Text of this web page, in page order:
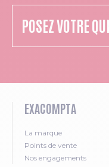
POSEZ VOTRE
EXACOMPTA
La marque
Points de vente
Nos engagements